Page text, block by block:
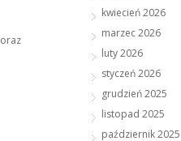
kwiecień 2026
marzec 2026
luty 2026
styczeń 2026
grudzień 2025
listopad 2025
październik 2025